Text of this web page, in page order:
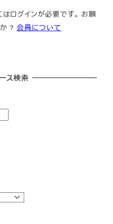
ログインが必要です。 お願
か ?会員について
ス検索